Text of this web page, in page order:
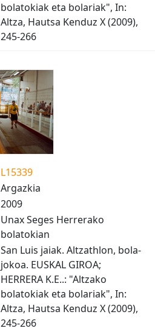
bolatokiak eta bolariak", In:
Altza, Hautsa Kenduz X (2009),
245-266
L15339
Argazkia
2009
Unax Seges Herrerako
bolatokian
San Luis jaiak. Altzathlon, bola-
jokoa. EUSKAL GIROA;
HERRERA K.E..: "Altzako
bolatokiak eta bolariak", In:
Altza, Hautsa Kenduz X (2009),
245-266